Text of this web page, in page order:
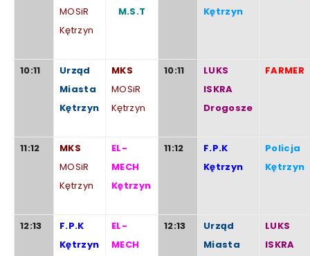
MOSiR
Kętrzyn
M.S.T
Kętrzyn
10:11
Urząd
Miasta
Kętrzyn
MKS
MOSiR
Kętrzyn
10:11
LUKS
ISKRA
Drogosze
FARMER
11:12
MKS
MOSiR
Kętrzyn
EL-
MECH
Kętrzyn
11:12
F.P.K
Kętrzyn
Policja
Kętrzyn
12:13
F.P.K
Kętrzyn
EL-
MECH
12:13
Urząd
Miasta
LUKS
ISKRA